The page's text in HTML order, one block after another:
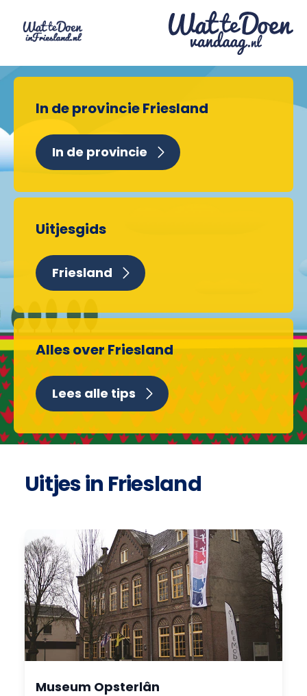
In de provincie Friesland
In de provincie
Uitjesgids
Friesland
Alles over Friesland
Lees alle tips
Uitjes in Friesland
Museum Opsterlân